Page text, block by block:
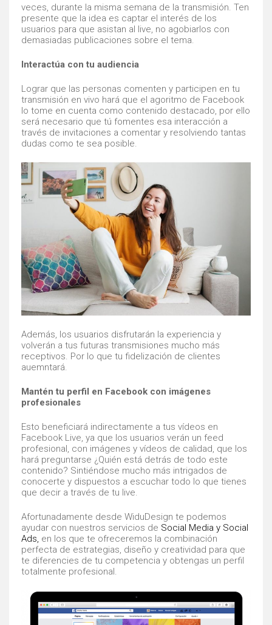
veces, durante la misma semana de la transmisión. Ten
presente que la idea es captar el interés de los
usuarios para que asistan al live, no agobiarlos con
demasiadas publicaciones sobre el tema.
Interactúa con tu audiencia
Lograr que las personas comenten y participen en tu
transmisión en vivo hará que el agoritmo de Facebook
lo tome en cuenta como contenido destacado, por ello
será necesario que tú fomentes esa interacción a
través de invitaciones a comentar y resolviendo tantas
dudas como te sea posible.
Además, los usuarios disfrutarán la experiencia y
volverán a tus futuras transmisiones mucho más
receptivos. Por lo que tu fidelización de clientes
auemntará.
Mantén tu perfil en Facebook con imágenes
profesionales
Esto beneficiará indirectamente a tus vídeos en
Facebook Live, ya que los usuarios verán un feed
profesional, con imágenes y vídeos de calidad, que los
hará preguntarse ¿Quién está detrás de todo este
contenido? Sintiéndose mucho más intrigados de
conocerte y dispuestos a escuchar todo lo que tienes
que decir a través de tu live.
Afortunadamente desde WiduDesign te podemos
ayudar con nuestros servicios de Social Media y Social
Ads, en los que te ofreceremos la combinación
perfecta de estrategias, diseño y creatividad para que
te diferencies de tu competencia y obtengas un perfil
totalmente profesional.